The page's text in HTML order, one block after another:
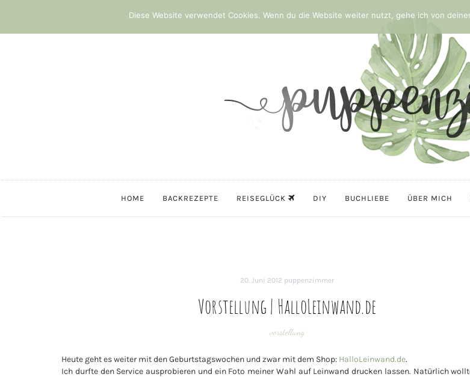
HOME BACKREZEPTE REISEGLÜCK DIY BUCHLIEBE ÜBER MICH
20. Juni 2012 puppenzimmer
Vorstellung | HalloLeinwand.de
vorstellung
Heute geht es weiter mit den Geburtstagswochen und zwar mit dem Shop: HalloLeinwand.de.
Ich durfte den Service ausprobieren und ein Foto meiner Wahl auf Leinwand drucken lassen. Natürlich
Diese Website verwendet Cookies. Wenn du die Website weiter nutzt, gehe ich von